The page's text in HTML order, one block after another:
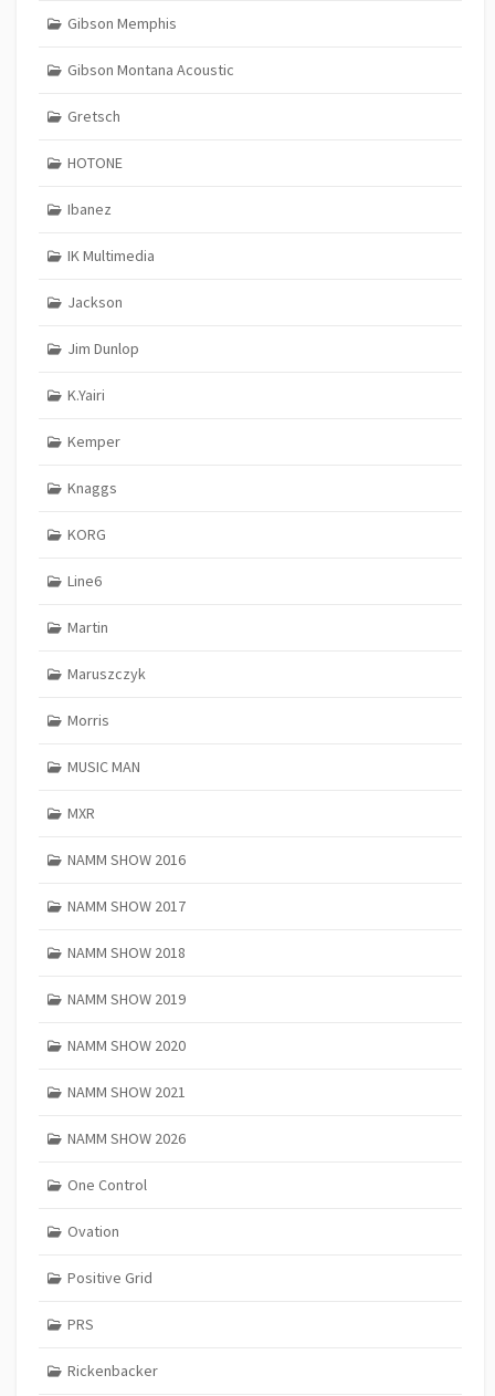
Gibson Memphis
Gibson Montana Acoustic
Gretsch
HOTONE
Ibanez
IK Multimedia
Jackson
Jim Dunlop
K.Yairi
Kemper
Knaggs
KORG
Line6
Martin
Maruszczyk
Morris
MUSIC MAN
MXR
NAMM SHOW 2016
NAMM SHOW 2017
NAMM SHOW 2018
NAMM SHOW 2019
NAMM SHOW 2020
NAMM SHOW 2021
NAMM SHOW 2026
One Control
Ovation
Positive Grid
PRS
Rickenbacker